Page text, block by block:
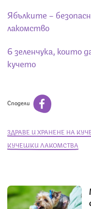
Ябълките –
лакомство
6 зеленчука, които
кучето
Сподели
ЗДРАВЕ И ХРАНЕНЕ НА
КУЧЕШКИ ЛАКОМСТВА